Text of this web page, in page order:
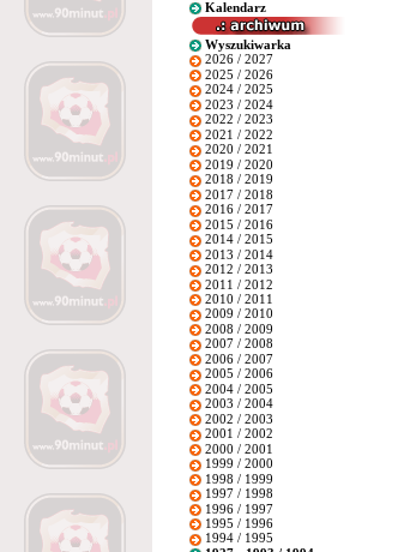
Kalendarz
Wyszukiwarka
2026 / 2027
2025 / 2026
2024 / 2025
2023 / 2024
2022 / 2023
2021 / 2022
2020 / 2021
2019 / 2020
2018 / 2019
2017 / 2018
2016 / 2017
2015 / 2016
2014 / 2015
2013 / 2014
2012 / 2013
2011 / 2012
2010 / 2011
2009 / 2010
2008 / 2009
2007 / 2008
2006 / 2007
2005 / 2006
2004 / 2005
2003 / 2004
2002 / 2003
2001 / 2002
2000 / 2001
1999 / 2000
1998 / 1999
1997 / 1998
1996 / 1997
1995 / 1996
1994 / 1995